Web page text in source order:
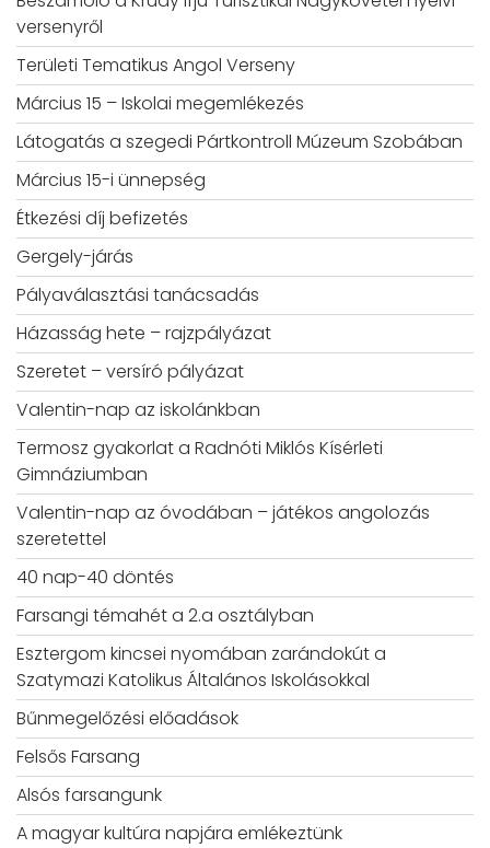
versenyről
Területi Tematikus Angol Verseny
Március 15 – Iskolai megemlékezés
Látogatás a szegedi Pártkontroll Múzeum Szobában
Március 15-i ünnepség
Étkezési díj befizetés
Gergely-járás
Pályaválasztási tanácsadás
Házasság hete – rajzpályázat
Szeretet – versíró pályázat
Valentin-nap az iskolánkban
Termosz gyakorlat a Radnóti Miklós Kísérleti
Gimnáziumban
Valentin-nap az óvodában – játékos angolozás
szeretettel
40 nap-40 döntés
Farsangi témahét a 2.a osztályban
Esztergom kincsei nyomában zarándokút a
Szatymazi Katolikus Általános Iskolásokkal
Bűnmegelőzési előadások
Felsős Farsang
Alsós farsangunk
A magyar kultúra napjára emlékeztünk